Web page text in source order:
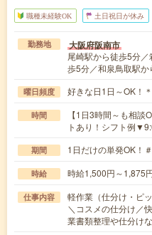
職種未経験OK 土日祝日が休み
勤務地 大阪府阪南市
尾崎駅から徒歩5分
歩5分／和泉鳥取駅
曜日頻度 好きな日1日～OK！
時間
【1日3時間～も相談
トあり！シフト例
期間 1日だけの単発OK！
時給 時給1,500円～1,875
仕事内容
軽作業（仕分け・ピ
＼コスメの仕分け／
業書類整理や仕分け